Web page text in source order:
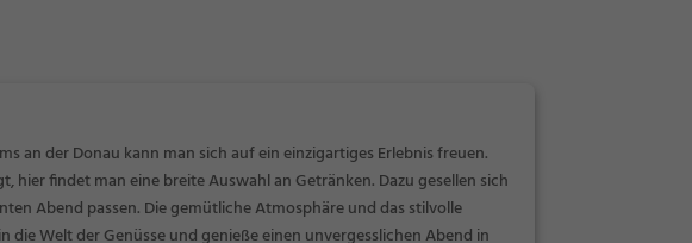
an der Donau kann man sich auf ein einzigartiges Erlebnis freuen.
hier findet man eine breite Auswahl an Getränken. Dazu gesellen sich
Abend passen. Die gemütliche Atmosphäre und das stilvolle
die Welt der Genüsse und genieße einen unvergesslichen Abend in